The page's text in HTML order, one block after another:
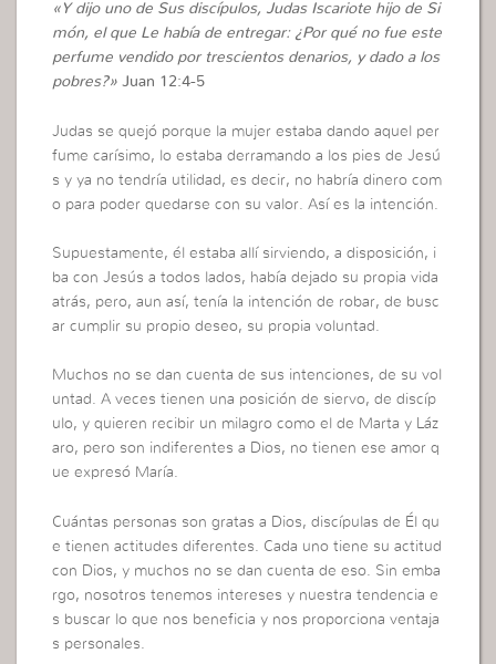
«Y dijo uno de Sus discípulos, Judas Iscariote hijo de Si
món, el que Le había de entregar: ¿Por qué no fue este
perfume vendido por trescientos denarios, y dado a los
pobres?»Juan 12:4-5
Judas se quejó porque la mujer estaba dando aquel per
fume carísimo, lo estaba derramando a los pies de Jesú
s y ya no tendría utilidad, es decir, no habría dinero com
o para poder quedarse con su valor. Así es la intención.
Supuestamente, él estaba allí sirviendo, a disposición, i
ba con Jesús a todos lados, había dejado su propia vida
atrás, pero, aun así, tenía la intención de robar, de busc
ar cumplir su propio deseo, su propia voluntad.
Muchos no se dan cuenta de sus intenciones, de su vol
untad. A veces tienen una posición de siervo, de discíp
ulo, y quieren recibir un milagro como el de Marta y Láz
aro, pero son indiferentes a Dios, no tienen ese amor q
ue expresó María.
Cuántas personas son gratas a Dios, discípulas de Él qu
e tienen actitudes diferentes. Cada uno tiene su actitud
con Dios, y muchos no se dan cuenta de eso. Sin emba
rgo, nosotros tenemos intereses y nuestra tendencia e
s buscar lo que nos beneficia y nos proporciona ventaja
s personales.